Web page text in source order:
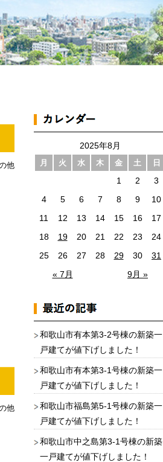
他
他
2025年8月
月 火 水 木 金 土 日
« 7月 9月 »
1 2
3
4
5 6 7 8 9
10
11
12 13 14 15 16
17
18
19 20 21 22 23
24
25
26 27 28 29 30 31
和歌山市有本第3-2号棟の新築一
戸建てが値下げしました！
和歌山市有本第3-1号棟の新築一
戸建てが値下げしました！
和歌山市福島第5-1号棟の新築一
戸建てが値下げしました！
和歌山市中之島第3-1号棟の新築
一戸建てが値下げしました！